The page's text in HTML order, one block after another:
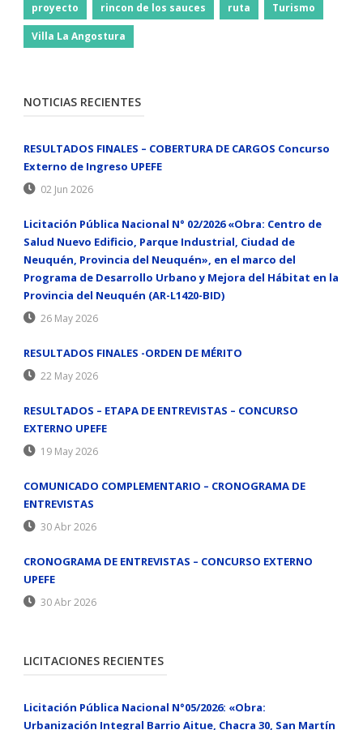
proyecto rincon de los sauces ruta Turismo
Villa La Angostura
NOTICIAS RECIENTES
RESULTADOS FINALES – COBERTURA DE CARGOS Concurso
Externo de Ingreso UPEFE
02 Jun 2026
Licitación Pública Nacional N° 02/2026 «Obra: Centro de
Salud Nuevo Edificio, Parque Industrial, Ciudad de
Neuquén, Provincia del Neuquén», en el marco del
Programa de Desarrollo Urbano y Mejora del Hábitat en la
Provincia del Neuquén (AR-L1420-BID)
26 May 2026
RESULTADOS FINALES -ORDEN DE MÉRITO
22 May 2026
RESULTADOS – ETAPA DE ENTREVISTAS – CONCURSO
EXTERNO UPEFE
19 May 2026
COMUNICADO COMPLEMENTARIO – CRONOGRAMA DE
ENTREVISTAS
30 Abr 2026
CRONOGRAMA DE ENTREVISTAS – CONCURSO EXTERNO
UPEFE
30 Abr 2026
LICITACIONES RECIENTES
Licitación Pública Nacional N°05/2026: «Obra:
Urbanización Integral Barrio Aitue, Chacra 30, San Martín